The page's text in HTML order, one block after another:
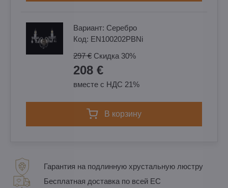
Вариант: Cеребро
Код: EN100202PBNi
297 € Скидка 30%
208 €
вместе с НДС 21%
в корзину
Гарантия на подлинную хрустальную люстру
Бесплатная доставка по всей ЕС